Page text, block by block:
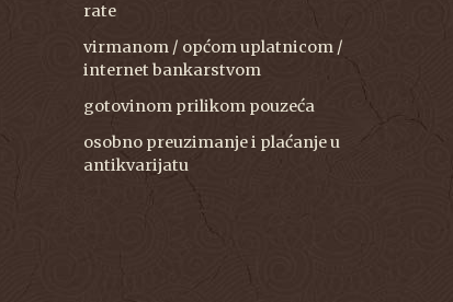
rate
virmanom / općom uplatnicom /
internet bankarstvom
gotovinom prilikom pouzeća
osobno preuzimanje i plaćanje u
antikvarijatu